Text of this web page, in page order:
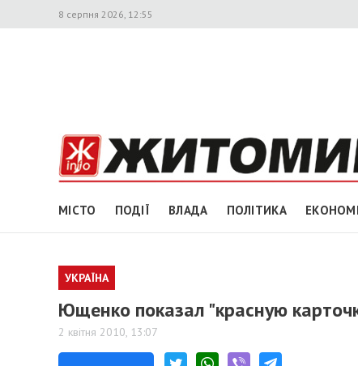
8 серпня 2026, 12:55
МІСТО ПОДІЇ ВЛАДА ПОЛІТИКА
УКРАЇНА
Ющенко показал "красную
2 квітня 2010, 13:07